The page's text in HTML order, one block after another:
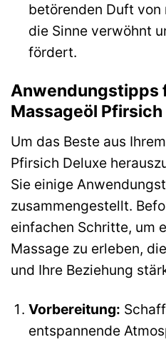
betörenden Duft
die Sinne verwöhnt
fördert.
Anwendungstipps
Massageöl Pfirsich
Um das Beste aus
Pfirsich Deluxe
Sie einige
zusammengestellt.
einfachen Schritte, um
Massage zu erleben,
und Ihre Beziehung
Vorbereitung:
entspannende